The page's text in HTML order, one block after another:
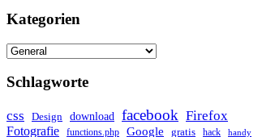
Kategorien
Kategorien
Schlagworte
css Design download facebook Firefox
Fotografie functions.php Google gratis hack handy